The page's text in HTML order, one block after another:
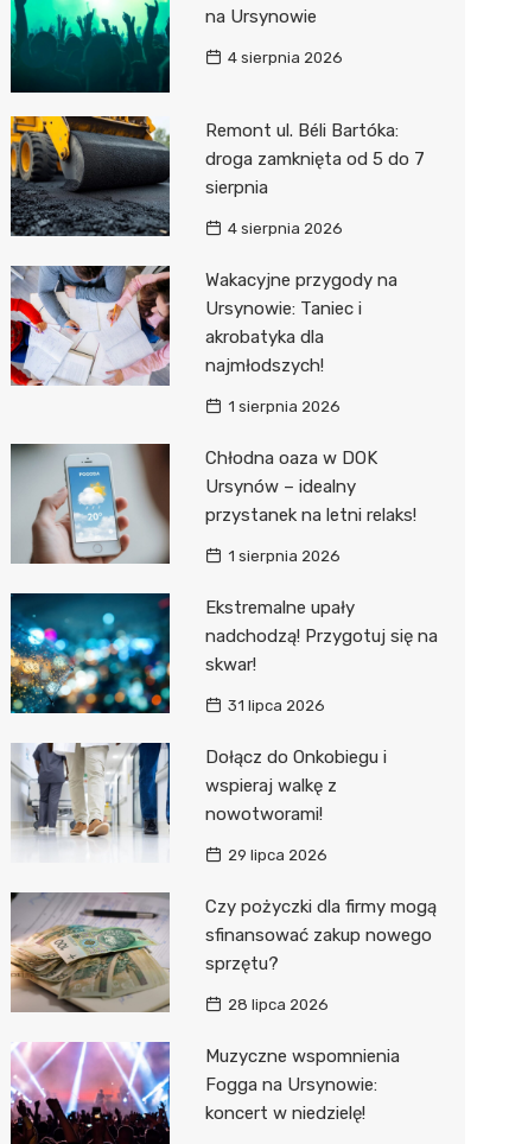
na Ursynowie
4 sierpnia 2026
Remont ul. Béli Bartóka:
droga zamknięta od 5 do 7
sierpnia
4 sierpnia 2026
Wakacyjne przygody na
Ursynowie: Taniec i
akrobatyka dla
najmłodszych!
1 sierpnia 2026
Chłodna oaza w DOK
Ursynów – idealny
przystanek na letni relaks!
1 sierpnia 2026
Ekstremalne upały
nadchodzą! Przygotuj się na
skwar!
31 lipca 2026
Dołącz do Onkobiegu i
wspieraj walkę z
nowotworami!
29 lipca 2026
Czy pożyczki dla firmy mogą
sfinansować zakup nowego
sprzętu?
28 lipca 2026
Muzyczne wspomnienia
Fogga na Ursynowie:
koncert w niedzielę!